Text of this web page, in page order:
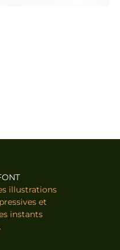
illustrations
et
instants